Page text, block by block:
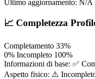
Ultimo aggiornamento: N/A
📈 Completezza
Completamento 33%
0% Incompleto 100%
Informazioni di base: ✅
Aspetto fisico: ⚠️